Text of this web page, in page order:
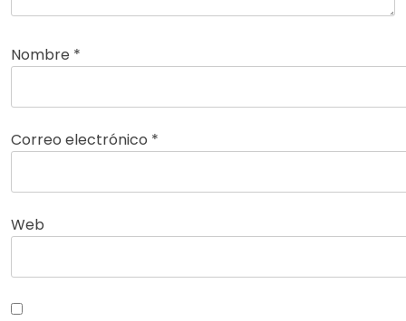
Nombre *
Correo electrónico *
Web